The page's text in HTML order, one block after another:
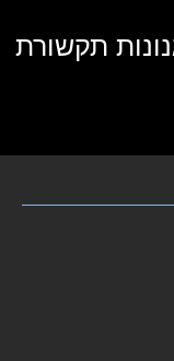
תקשורת